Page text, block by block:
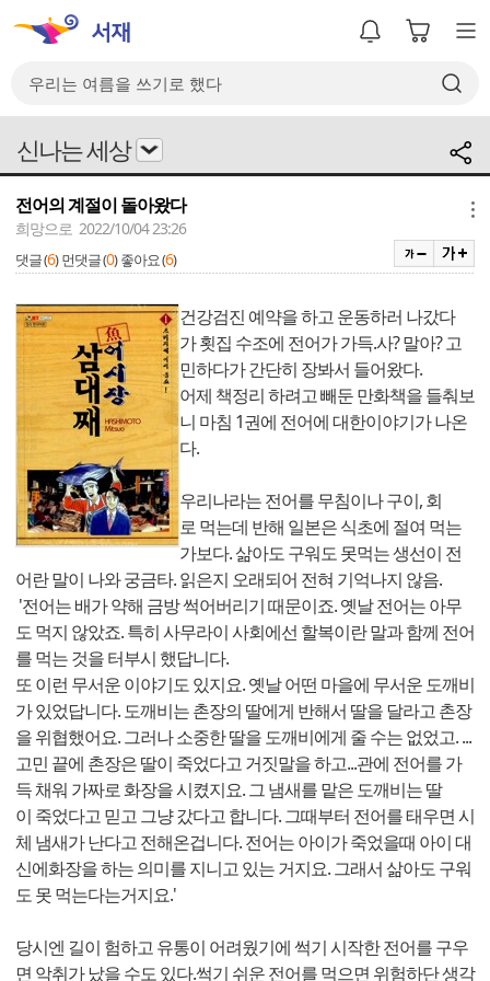
신나는 세상
전어의 계절이 돌아왔다
희망으로 2022/10/04 23:26
댓글 (6) 먼댓글 (0) 좋아요 (6)
건강검진 예약을 하고 운동하러 나갔다
가 횟집 수조에 전어가 가득.사? 말아? 고
민하다가 간단히 장봐서 들어왔다.
어제 책정리 하려고 빼둔 만화책을 들춰보
니 마침 1권에 전어에 대한이야기가 나온
다.
우리나라는 전어를 무침이나 구이, 회
로 먹는데 반해 일본은 식초에 절여 먹는
가보다. 삶아도 구워도 못먹는 생선이 전
어란 말이 나와 궁금타. 읽은지 오래되어 전혀 기억나지 않음.
'전어는 배가 약해 금방 썩어버리기 때문이죠. 옛날 전어는 아무
도 먹지 않았죠. 특히 사무라이 사회에선 할복이란 말과 함께 전어
를 먹는 것을 터부시 했답니다.
또 이런 무서운 이야기도 있지요. 옛날 어떤 마을에 무서운 도깨비
가 있었답니다. 도깨비는 촌장의 딸에게 반해서 딸을 달라고 촌장
을 위협했어요. 그러나 소중한 딸을 도깨비에게 줄 수는 없었고. ...
고민 끝에 촌장은 딸이 죽었다고 거짓말을 하고...관에 전어를 가
득 채워 가짜로 화장을 시켰지요. 그 냄새를 맡은 도깨비는 딸
이 죽었다고 믿고 그냥 갔다고 합니다. 그때부터 전어를 태우면 시
체 냄새가 난다고 전해온겁니다. 전어는 아이가 죽었을때 아이 대
신에화장을 하는 의미를 지니고 있는 거지요. 그래서 삶아도 구워
도 못 먹는다는거지요.'
당시엔 길이 험하고 유통이 어려웠기에 썩기 시작한 전어를 구우
면 악취가 났을 수도 있다.썩기 쉬운 전어를 먹으면 위험하단 생각